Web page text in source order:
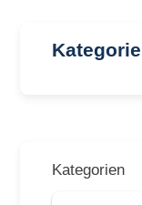
Kategorien